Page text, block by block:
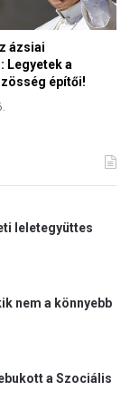
ázsiai
Legyetek a
építői!
leletegyüttes
nem a könnyebb
a Szociális